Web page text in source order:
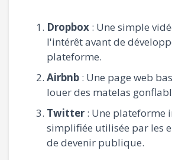
Dropbox : Une simple
l'intérêt avant de
plateforme.
Airbnb : Une page web
louer des matelas
Twitter : Une plateforme
simplifiée utilisée par les
de devenir publique.